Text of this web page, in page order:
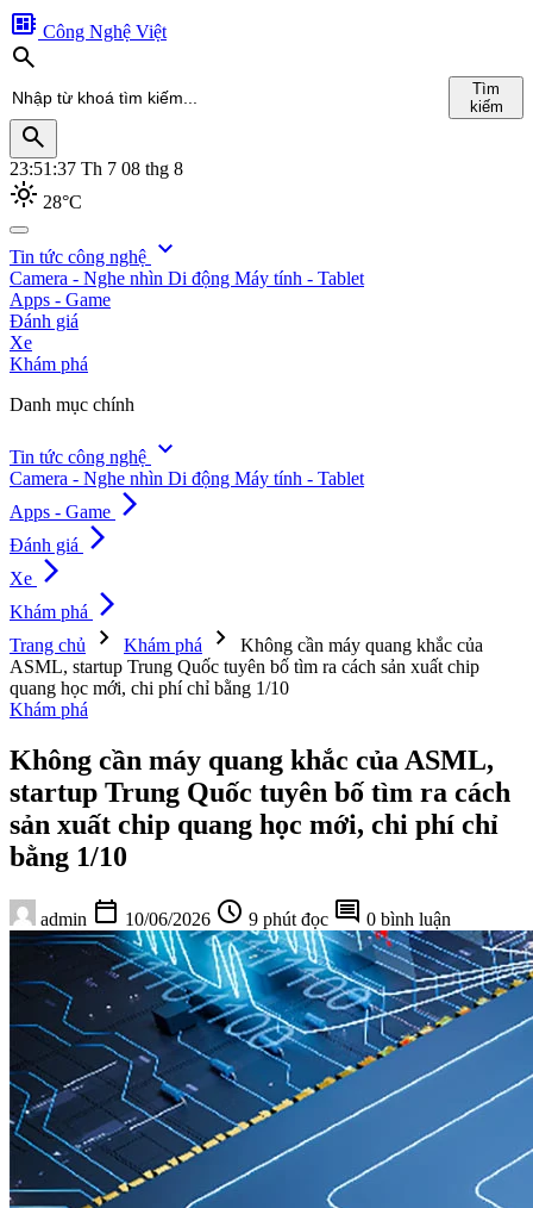
developer_board Công Nghệ Việt
search
Tìm
kiếm
search
23:51:39 Th 7 08 thg 8
light_mode 28°C
search
Tin tức công nghệ expand_more
Camera - Nghe nhìn Di động Máy tính - Tablet
Apps - Game
Đánh giá
Xe
Khám phá
Danh mục chính
Tin tức công nghệ expand_more
Camera - Nghe nhìn Di động Máy tính - Tablet
Apps - Game arrow_forward_ios
Đánh giá arrow_forward_ios
Xe arrow_forward_ios
Khám phá arrow_forward_ios
Trang chủ chevron_right Khám phá chevron_right
Không cần máy quang khắc của
ASML, startup Trung Quốc tuyên bố tìm ra cách sản xuất chip
quang học mới, chi phí chỉ bằng 1/10
Khám phá
Không cần máy quang khắc của ASML,
startup Trung Quốc tuyên bố tìm ra cách
sản xuất chip quang học mới, chi phí chỉ
bằng 1/10
admin calendar_today 10/06/2026 schedule 9 phút đọc comment 0 bình luận